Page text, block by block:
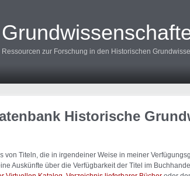
Ressourcen zur Forschung in den Historischen
Historische
von Titeln, die in irgendeiner Weise in meiner
Auskünfte über die Verfügbarkeit der Titel im